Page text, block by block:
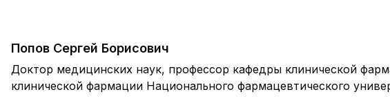
Попов Сергей Борисович
Доктор медицинских наук, профессор кафедры клинической
клинической фармации Национального фармацевтического